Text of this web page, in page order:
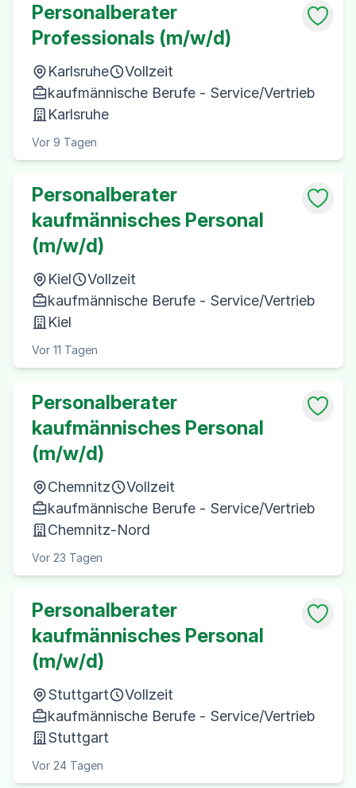
Personalberater
Professionals (m/w/d)
Karlsruhe
Vollzeit
kaufmännische Berufe - Service/Vertrieb
Karlsruhe
Vor 9 Tagen
Personalberater
kaufmännisches Personal
(m/w/d)
Kiel
Vollzeit
kaufmännische Berufe - Service/Vertrieb
Kiel
Vor 11 Tagen
Personalberater
kaufmännisches Personal
(m/w/d)
Chemnitz
Vollzeit
kaufmännische Berufe - Service/Vertrieb
Chemnitz-Nord
Vor 23 Tagen
Personalberater
kaufmännisches Personal
(m/w/d)
Stuttgart
Vollzeit
kaufmännische Berufe - Service/Vertrieb
Stuttgart
Vor 24 Tagen